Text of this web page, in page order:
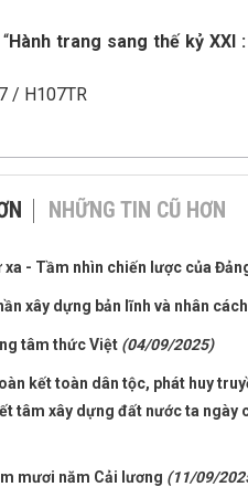
Hành trang sang thế kỷ XXI
/ H107TR
NHỮNG TIN CŨ HƠN
xa - Tầm nhìn chiến lược của
xây dựng bản lĩnh và nhân
tâm thức Việt (04/09/2025)
kết toàn dân tộc, phát huy
tâm xây dựng đất nước ta ngày
mươi năm Cải lương (11/09/